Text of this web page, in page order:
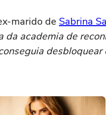
marido de Sabrina
da academia de
desbloquear